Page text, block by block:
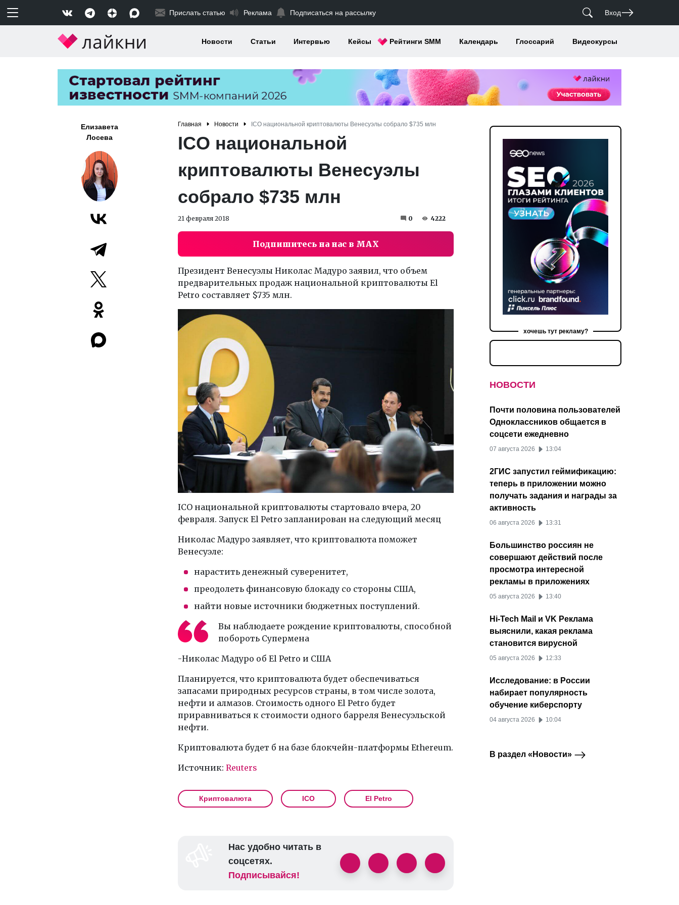
Прислать статью Реклама Подписаться на рассылку Вход
Новости Статьи Интервью Кейсы Рейтинги SMM Календарь Глоссарий Видеокурсы
Елизавета
Лосева
Главная Новости ICO национальной криптовалюты Венесуэлы собрало $735 млн
ICO национальной
криптовалюты Венесуэлы
собрало $735 млн
21 февраля 2018 0 4222
Подпишитесь на нас в MAX
Президент Венесуэлы Николас Мадуро заявил, что объем
предварительных продаж национальной криптовалюты El
Petro составляет $735 млн.
ICO национальной криптовалюты стартовало вчера, 20
февраля. Запуск El Petro запланирован на следующий месяц
Николас Мадуро заявляет, что криптовалюта поможет
Венесуэле:
нарастить денежный суверенитет,
преодолеть финансовую блокаду со стороны США,
найти новые источники бюджетных поступлений.
Вы наблюдаете рождение криптовалюты, способной
побороть Супермена
-Николас Мадуро об El Petro и США
Планируется, что криптовалюта будет обеспечиваться
запасами природных ресурсов страны, в том числе золота,
нефти и алмазов. Стоимость одного El Petro будет
приравниваться к стоимости одного барреля Венесуэльской
нефти.
Криптовалюта будет б на базе блокчейн-платформы Ethereum.
Источник: Reuters
Криптовалюта ICO El Petro
Нас удобно читать в
соцсетях.
Подписывайся!
хочешь тут рекламу?
НОВОСТИ
Почти половина пользователей
Одноклассников общается в
соцсети ежедневно
07 августа 2026 13:04
2ГИС запустил геймификацию:
теперь в приложении можно
получать задания и награды за
активность
06 августа 2026 13:31
Большинство россиян не
совершают действий после
просмотра интересной
рекламы в приложениях
05 августа 2026 13:40
Hi-Tech Mail и VK Реклама
выяснили, какая реклама
становится вирусной
05 августа 2026 12:33
Исследование: в России
набирает популярность
обучение киберспорту
04 августа 2026 10:04
В раздел «Новости»